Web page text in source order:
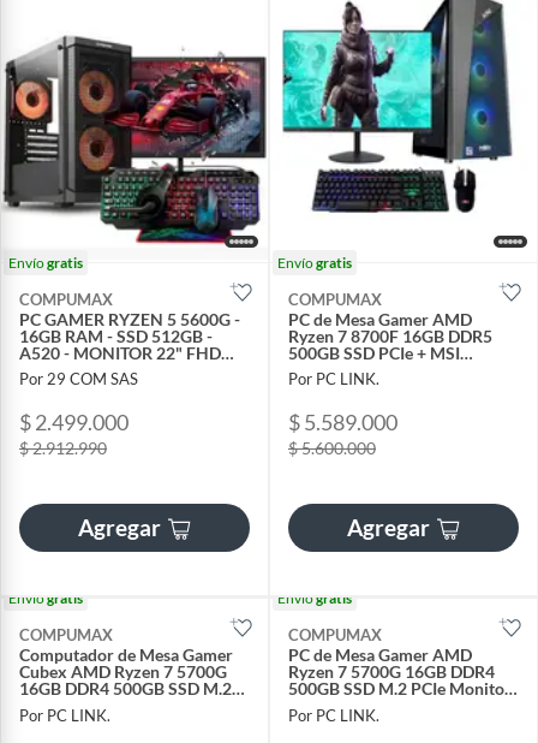
Envíogratis
COMPUMAX
PC GAMER RYZEN 5 5600G -
16GB RAM - SSD 512GB -
A520 - MONITOR 22" FHD
120Hz + COMBO 2 EN 1
Por 29 COM SAS
$ 2.499.000
$ 2.912.990
Agregar
Envíogratis
COMPUMAX
PC de Mesa Gamer AMD
Ryzen 7 8700F 16GB DDR5
500GB SSD PCIe + MSI
GeForce RTX 3050 2X 6GB +
Monitor Combo
Por PC LINK.
$ 5.589.000
$ 5.600.000
Agregar
Envíogratis
COMPUMAX
Computador de Mesa Gamer
Cubex AMD Ryzen 7 5700G
16GB DDR4 500GB SSD M.2
PCIe + Monitor 24 Full HD
144Hz Combo
Por PC LINK.
Envíogratis
COMPUMAX
PC de Mesa Gamer AMD
Ryzen 7 5700G 16GB DDR4
500GB SSD M.2 PCIe Monitor
Combo de Mesa Game
Por PC LINK.